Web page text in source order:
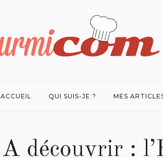
ACCUEIL QUI SUIS-JE ? MES
A découvrir :